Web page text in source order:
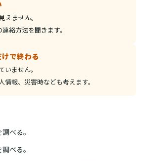
えません。
絡方法を聞きます。
で終わる
いません。
情報、災害時なども考えます。
べる。
べる。